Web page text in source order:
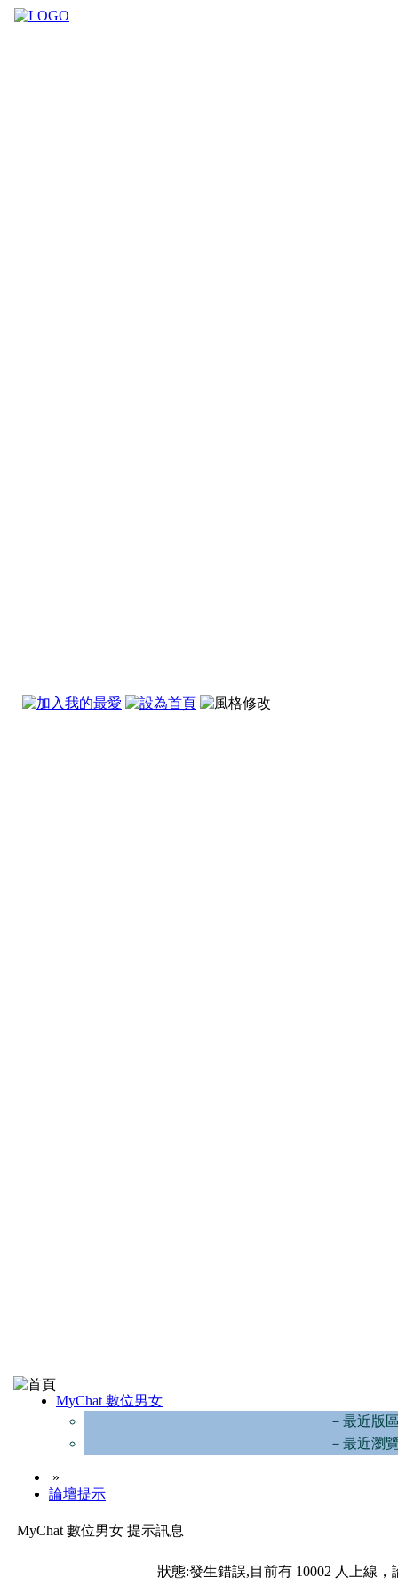
MyChat 數位男女
－最近版
－最近瀏
»
論壇提示
MyChat 數位男女 提示訊息
狀態:發生錯誤,目前有 10002 人上線